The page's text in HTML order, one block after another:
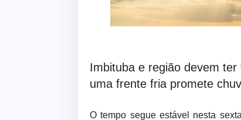
Imbituba e região devem
uma frente fria promete
O tempo segue estável nesta